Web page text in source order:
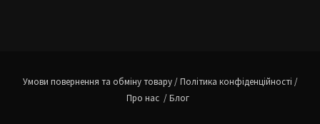
Умови повернення та обміну товару/Політика конфіденційності /
Про нас /Блог